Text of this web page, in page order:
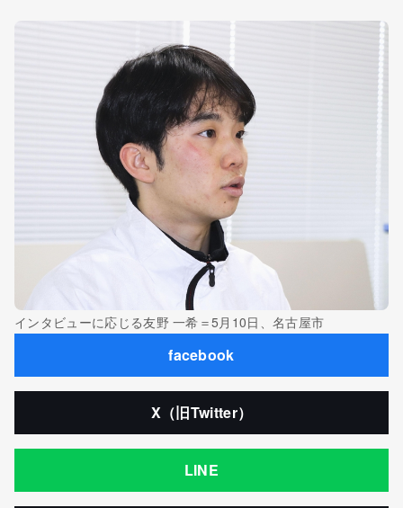
インタビューに応じる友野 一希＝5月10日、名古屋市
facebook
X（旧Twitter）
LINE